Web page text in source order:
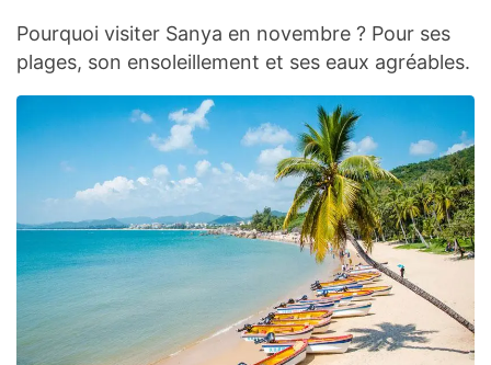
Pourquoi visiter Sanya en novembre ? Pour ses
plages, son ensoleillement et ses eaux agréables.